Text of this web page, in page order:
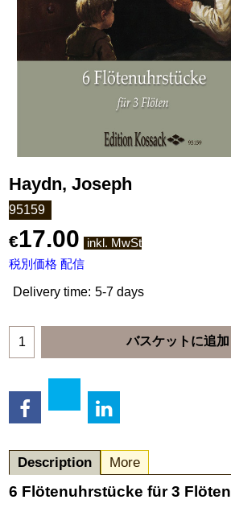
Haydn, Joseph
95159
€17.00
inkl. MwSt
税別価格 配信
Delivery time: 5-7 days
バスケットに追加
Description More
6 Flötenuhrstücke für 3 Flöten